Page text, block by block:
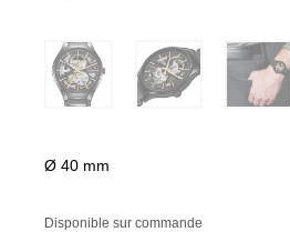
Ø 40 mm
Disponible sur commande